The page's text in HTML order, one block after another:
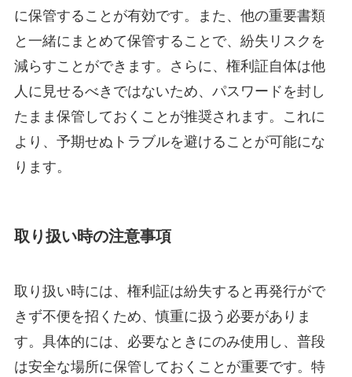
に保管することが有効です。また、他の重要書類
と一緒にまとめて保管することで、紛失リスクを
減らすことができます。さらに、権利証自体は他
人に見せるべきではないため、パスワードを封し
たまま保管しておくことが推奨されます。これに
より、予期せぬトラブルを避けることが可能にな
ります。
取り扱い時の注意事項
取り扱い時には、権利証は紛失すると再発行がで
きず不便を招くため、慎重に扱う必要がありま
す。具体的には、必要なときにのみ使用し、普段
は安全な場所に保管しておくことが重要です。特